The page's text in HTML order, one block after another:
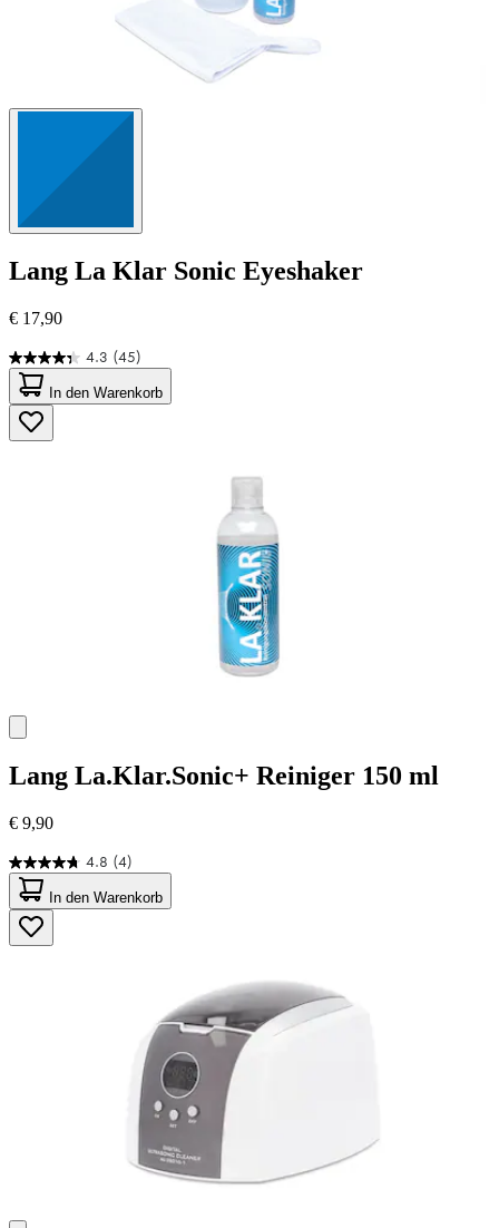
Lang La Klar Sonic Eyeshaker
€ 17,90
4.3 (45)
4.3
von
5
Sternen.
45
In den Warenkorb
Lang La.Klar.Sonic+ Reiniger 150 ml
€ 9,90
4.8 (4)
4.8
von
5
Sternen.
4
In den Warenkorb